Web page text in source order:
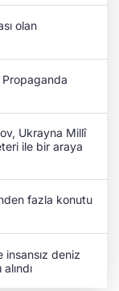
olan
Ukrayna Millî
ile bir araya
fazla konutu
insansız deniz